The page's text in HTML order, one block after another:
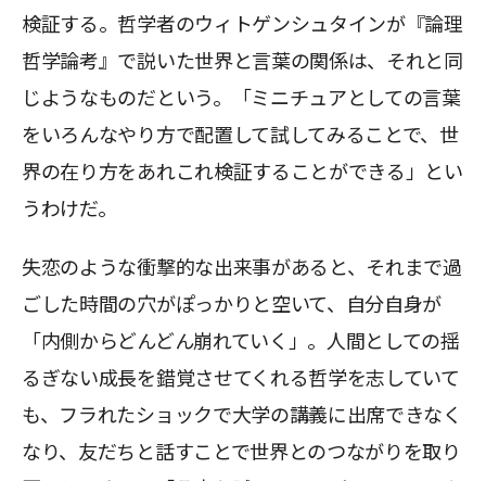
検証する。哲学者のウィトゲンシュタインが『論理
哲学論考』で説いた世界と言葉の関係は、それと同
じようなものだという。「ミニチュアとしての言葉
をいろんなやり方で配置して試してみることで、世
界の在り方をあれこれ検証することができる」とい
うわけだ。
失恋のような衝撃的な出来事があると、それまで過
ごした時間の穴がぽっかりと空いて、自分自身が
「内側からどんどん崩れていく」。人間としての揺
るぎない成長を錯覚させてくれる哲学を志していて
も、フラれたショックで大学の講義に出席できなく
なり、友だちと話すことで世界とのつながりを取り